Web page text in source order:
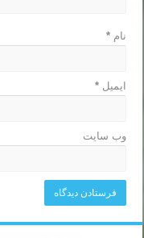
نام*
ایمیل*
وب‌ سایت